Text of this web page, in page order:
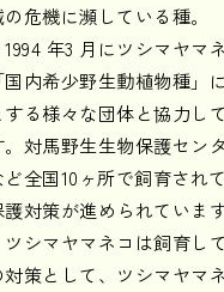
危機に瀕している種。
年3 月にツシマヤマ
国内希少野生動植物種」
する様々な団体と協力し
。対馬野生生物保護セン
全国10ヶ所で飼育され
護対策が進められていま
シマヤマネコは飼育し
策として、ツシマヤマ